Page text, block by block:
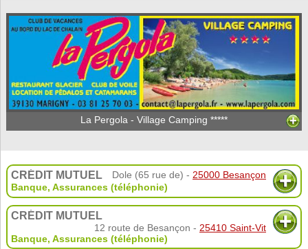
La Pergola - Village Camping *****
CRÉDIT MUTUEL Dole (65 rue de) - 25000 Besançon
Banque, Assurances (téléphonie)
CRÉDIT MUTUEL
12 route de Besançon - 25410 Saint-Vit
Banque, Assurances (téléphonie)